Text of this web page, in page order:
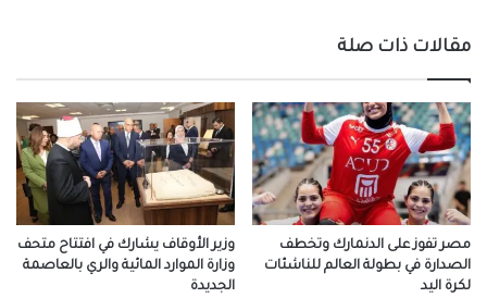
مقالات ذات صلة
مصر تفوز على الدنمارك وتخطف
الصدارة في بطولة العالم للناشئات
لكرة اليد
وزير الأوقاف يشارك في افتتاح متحف
وزارة الموارد المائية والري بالعاصمة
الجديدة